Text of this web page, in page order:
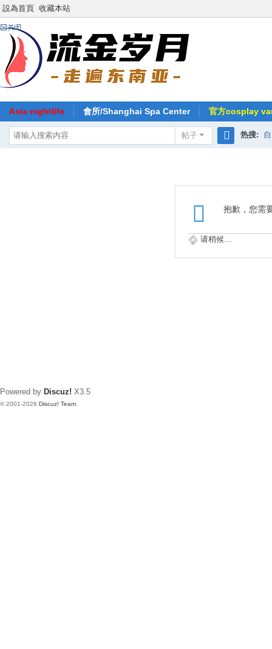
設為首頁 收藏本站
Asia nightlife 會所/Shanghai Spa Center 官方cosplay
帖子 热搜:
抱歉，您需
请稍候...
Powered by Discuz! X3.5
© 2001-2026 Discuz! Team